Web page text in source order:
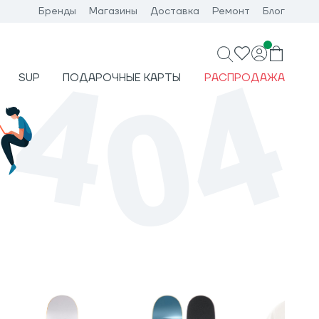
Бренды Магазины Доставка Ремонт Блог
SUP ПОДАРОЧНЫЕ КАРТЫ РАСПРОДАЖА